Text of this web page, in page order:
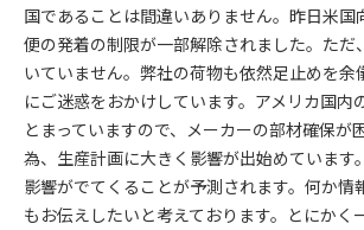
国であることは間違いありません。昨日米国
便の発着の制限が一部解除されました。ただ
いていません。弊社の荷物も依然足止めを余
にご迷惑をおかけしています。アメリカ国内
とまっていますので、メーカーの部材確保が
為、生産計画に大きく影響が出始めています
影響がでてくることが予測されます。何か情
もお伝えしたいと考えております。とにかく